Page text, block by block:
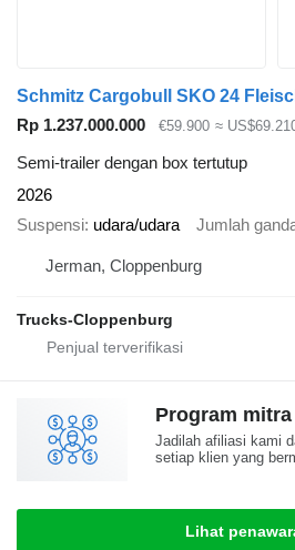
Schmitz Cargobull SKO 24
Rp 1.237.000.000
€59.900 ≈
Semi-trailer dengan box tertutup
2026
Suspensi udara/udara Jumlah
Jerman, Cloppenburg
Trucks-Cloppenburg
Program
Jadilah afiliasi kami
setiap klien yang
Lihat